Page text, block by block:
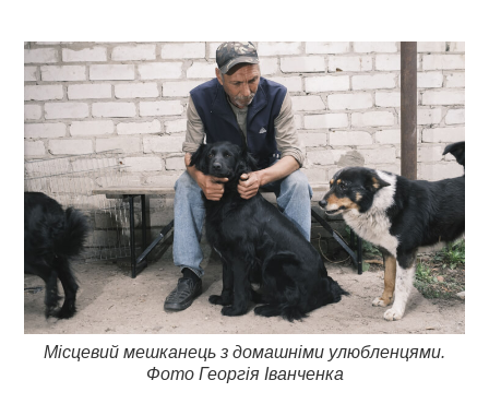
Місцевий мешканець з домашніми улюбленцями.
Фото Георгія Іванченка